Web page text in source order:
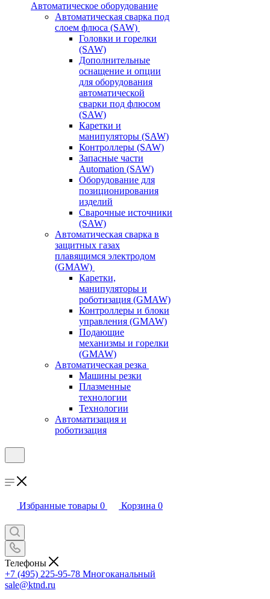
Автоматическое оборудование
Автоматическая сварка под
слоем флюса (SAW)
Головки и горелки
(SAW)
Дополнительные
оснащение и опции
для оборудования
автоматической
сварки под флюсом
(SAW)
Каретки и
манипуляторы (SAW)
Контроллеры (SAW)
Запасные части
Automation (SAW)
Оборудование для
позиционирования
изделий
Сварочные источники
(SAW)
Автоматическая сварка в
защитных газах
плавящимся электродом
(GMAW)
Каретки,
манипуляторы и
роботизация (GMAW)
Контроллеры и блоки
управления (GMAW)
Подающие
механизмы и горелки
(GMAW)
Автоматическая резка
Машины резки
Плазменные
технологии
Технологии
Автоматизация и
роботизация
Избранные товары 0 Корзина 0
Телефоны
+7 (495) 225-95-78 Многоканальный
sale@ktnd.ru